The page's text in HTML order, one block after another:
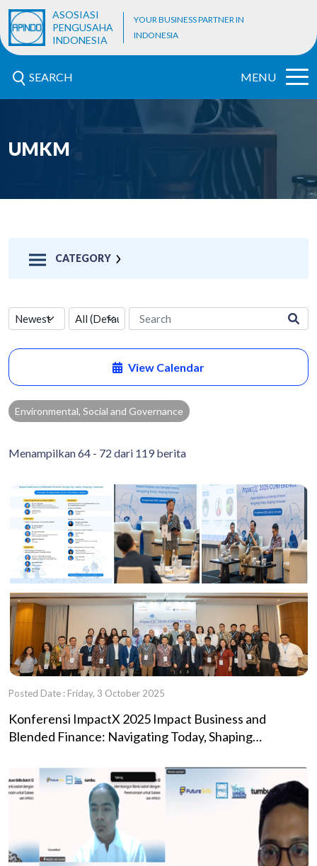
ASOSIASI
PENGUSAHA
INDONESIA
YOUR BUSINESS PARTNER IN
INDONESIA
SEARCH MENU
UMKM
CATEGORY
View Calendar
Environmental, Social and Governance
Menampilkan 64 - 72 dari 119 berita
Posted Date : Friday, 3 October 2025
Konferensi ImpactX 2025 Impact Business and
Blended Finance: Navigating Today, Shaping
dan Indonesia Impact Alliance